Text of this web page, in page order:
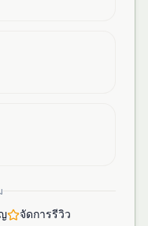
จัดการรีวิว